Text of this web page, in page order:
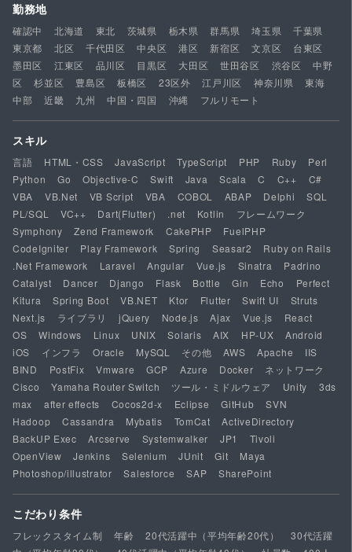
勤務地
確認中 北海道 東北 茨城県 栃木県 群馬県 埼玉県
千葉県
東京都
北区 千代田区 中央区 港区 新宿区 文京区
台東区
墨田区
江東区 品川区 目黒区 大田区 世田谷区 渋谷区
中野
区
杉並区 豊島区 板橋区 23区外 江戸川区 神奈川県
東海
中部
近畿 九州 中国・四国 沖縄 フルリモート
スキル
言語 HTML・CSS JavaScript TypeScript PHP Ruby
Perl
Python
Go Objective-C Swift Java Scala C C++
C#
VBA
VB.Net VB Script VBA COBOL ABAP Delphi
SQL
PL/SQL
VC++ Dart(Flutter) .net Kotlin
フレームワーク
Symphony
Zend Framework CakePHP
FuelPHP
CodeIgniter
Play Framework Spring Seasar2
Ruby on Rails
.Net Framework
Laravel Angular Vue.js Sinatra
Padrino
Catalyst
Dancer Django Flask Bottle Gin Echo
Perfect
Kitura
Spring Boot VB.NET Ktor Flutter Swift UI
Struts
Next.js
ライブラリ jQuery Node.js Ajax Vue.js
React
OS
Windows Linux UNIX Solaris AIX HP-UX
Android
iOS
インフラ Oracle MySQL その他 AWS Apache
IIS
BIND
PostFix Vmware GCP Azure Docker
ネットワーク
Cisco
Yamaha Router Switch ツール・ミドルウェア Unity
3ds
max
after effects Cocos2d-x Eclipse GitHub
SVN
Hadoop
Cassandra Mybatis TomCat
ActiveDirectory
BackUP Exec
Arcserve Systemwalker JP1
Tivoli
OpenView
Jenkins Selenium JUnit Git
Maya
Photoshop/illustrator
Salesforce SAP SharePoint
こだわり条件
フレックスタイム制 年齢 20代活躍中（平均年齢20代）
30代活躍